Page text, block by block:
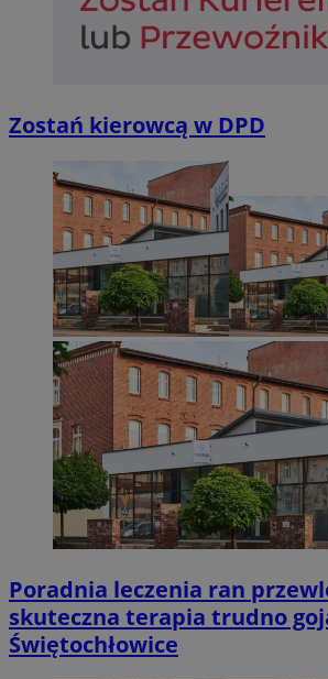
Zostań kierowcą w DPD
Poradnia leczenia ran
skuteczna terapia trudno
Świętochłowice